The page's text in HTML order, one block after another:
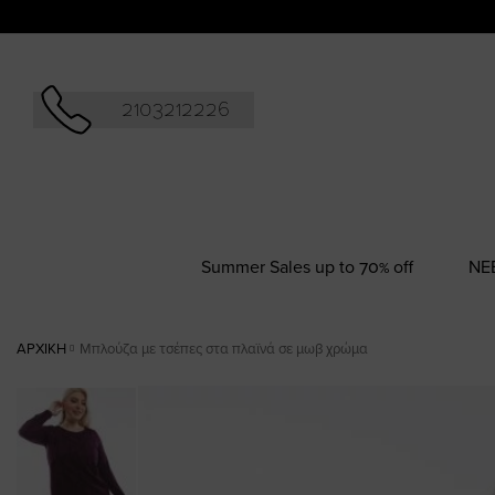
2103212226
Summer Sales up to 70% off
ΑΡΧΙΚΉ Μπλούζα με τσέπες στα πλαϊνά σε μωβ χρώμα
to
the